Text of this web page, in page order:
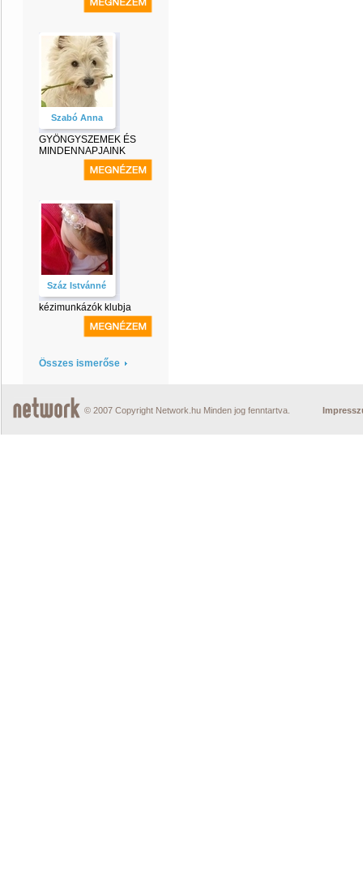
Szabó Anna
GYÖNGYSZEMEK ÉS
MINDENNAPJAINK
Száz Istvánné
kézimunkázók klubja
Összes ismerőse
© 2007 Copyright Network.hu Minden jog fenntartva.